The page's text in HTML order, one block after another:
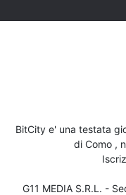
BitCity e' una testata
di Como ,
G11 MEDIA S.R.L. -